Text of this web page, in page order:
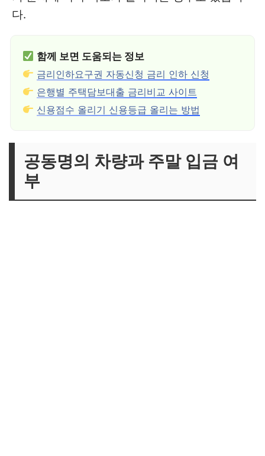
다.
함께 보면 도움되는 정보
금리인하요구권 자동신청 금리 인하 신청
은행별 주택담보대출 금리비교 사이트
신용점수 올리기 신용등급 올리는 방법
공동명의 차량과 주말 입금 여
부